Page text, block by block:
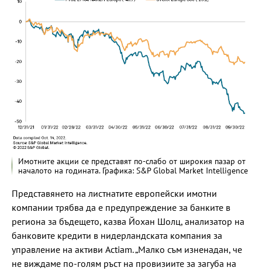
Имотните акции се представят по-слабо от широкия пазар от
началото на годината. Графика: S&P Global Market Intelligence
Представянето на листнатите европейски имотни
компании трябва да е предупреждение за банките в
региона за бъдещето, казва Йохан Шолц, анализатор на
банковите кредити в нидерландската компания за
управление на активи Actiam. „Малко съм изненадан, че
не виждаме по-голям ръст на провизиите за загуба на